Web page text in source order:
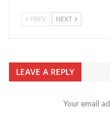
PREV NEXT
LEAVE A REPLY
Your email